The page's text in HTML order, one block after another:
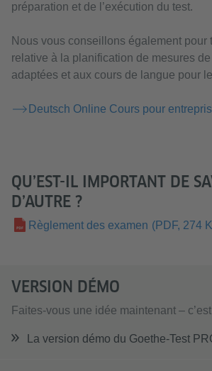
préparation et de l’exécution du test.
Nous vous conseillons également pour
relative à la planification de mesures
adaptées et aux cours de langue pour
Deutsch Online Cours pour
QU’EST-IL IMPORTANT DE
D’AUTRE ?
Règlement des examen (PDF, 274
VERSION DÉMO
Faites-vous une idée maintenant –
La version démo du Goethe-Test